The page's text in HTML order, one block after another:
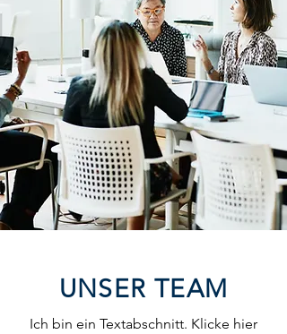
UNSER TEAM
Ich bin ein Textabschnitt. Klicke hier